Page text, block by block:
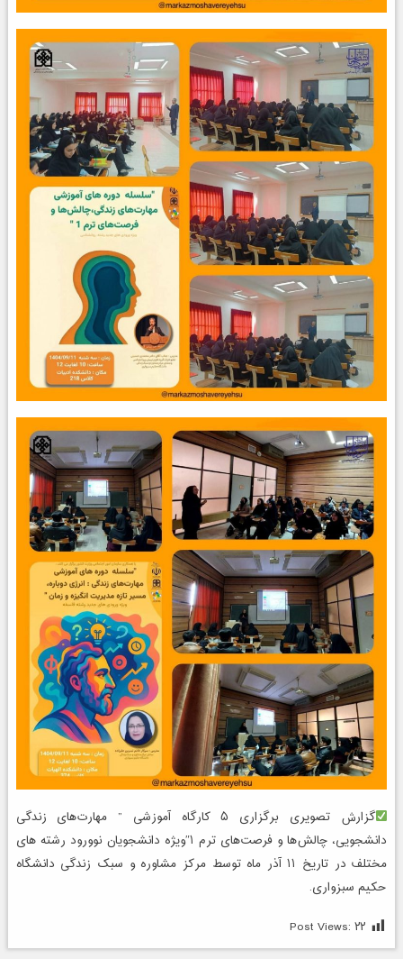
گزارش تصویری برگزاری ۵ کارگاه آموزشی ” مهارت‌های زندگی
دانشجویی، چالش‌ها و فرصت‌های ترم ۱″ویژه دانشجویان نوورود رشته های
مختلف در تاریخ ۱۱ آذر ماه توسط مرکز مشاوره و سبک زندگی دانشگاه
حکیم سبزواری.
Post Views: ۲۲